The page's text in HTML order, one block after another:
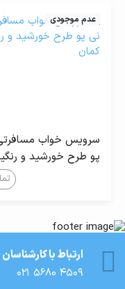
عدم موجودی
سرویس خواب
پو طرح خورشید و
ارتباط با
021 5680 4509